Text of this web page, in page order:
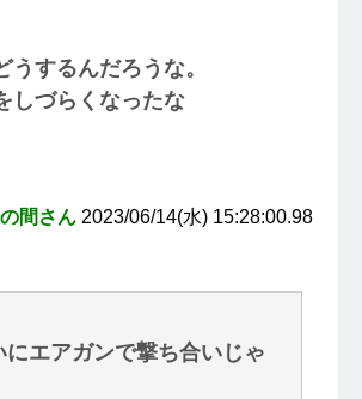
うするんだろうな。
しづらくなったな
間さん 2023/06/14(水) 15:28:00.98
にエアガンで撃ち合いじゃ